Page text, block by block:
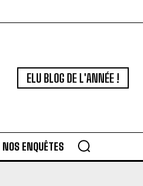
ELU BLOG DE L'ANNÉE !
NOS ENQUÊTES